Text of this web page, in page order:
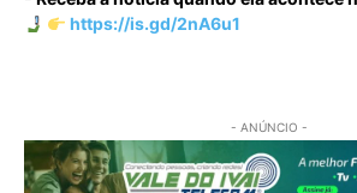
https://is.gd/2nA6u1
- ANÚNCIO -